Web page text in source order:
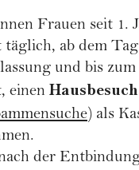
Frauen seit 1.
ab dem
und bis
einen
) als
der